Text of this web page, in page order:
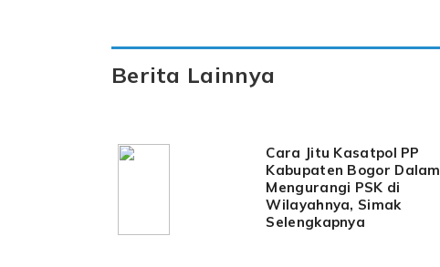
Berita Lainnya
Cara Jitu Kasatpol PP
Kabupaten Bogor Dalam
Mengurangi PSK di
Wilayahnya, Simak
Selengkapnya